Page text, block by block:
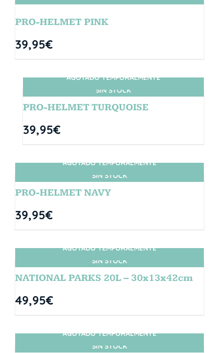
PRO-HELMET PINK
39,95€
SIN STOCK
AGOTADO TEMPORALMENTE
PRO-HELMET TURQUOISE
39,95€
SIN STOCK
AGOTADO TEMPORALMENTE
PRO-HELMET NAVY
39,95€
SIN STOCK
AGOTADO TEMPORALMENTE
NATIONAL PARKS 20L – 30x13x42cm
49,95€
SIN STOCK
AGOTADO TEMPORALMENTE